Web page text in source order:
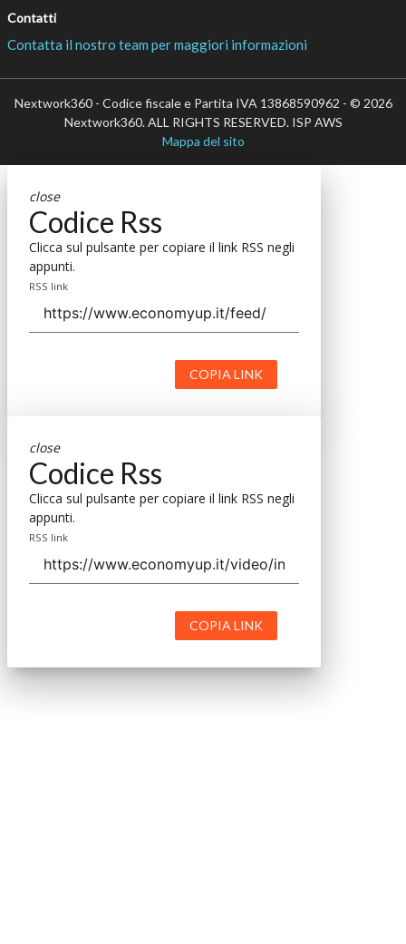
Contatti
Contatta il nostro team per maggiori informazioni
Nextwork360 - Codice fiscale e Partita IVA 13868590962 - © 2026
Nextwork360. ALL RIGHTS RESERVED. ISP AWS
Mappa del sito
close
Codice Rss
Clicca sul pulsante per copiare il link RSS negli
appunti.
RSS link
COPIA LINK
close
Codice Rss
Clicca sul pulsante per copiare il link RSS negli
appunti.
RSS link
COPIA LINK